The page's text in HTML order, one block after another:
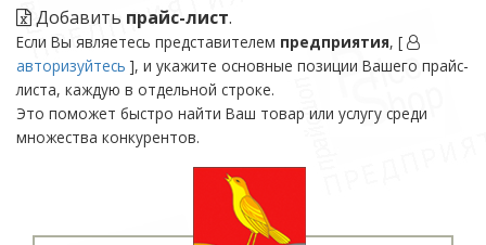
Добавить прайс-лист.
Если Вы являетесь представителем предприятия, [
авторизуйтесь ], и укажите основные позиции Вашего прайс-
листа, каждую в отдельной строке.
Это поможет быстро найти Ваш товар или услугу среди
множества конкурентов.